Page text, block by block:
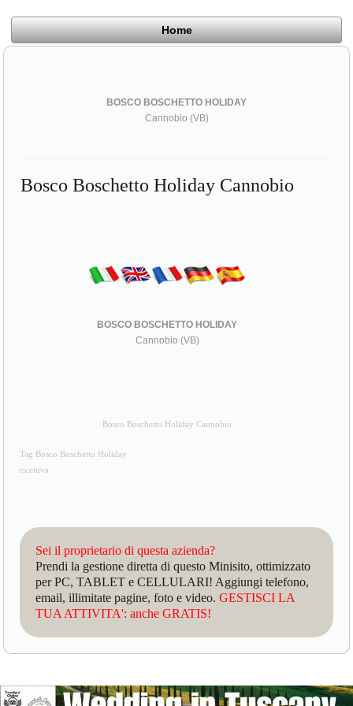
Home
BOSCO BOSCHETTO HOLIDAY
Cannobio (VB)
Bosco Boschetto Holiday Cannobio
BOSCO BOSCHETTO HOLIDAY
Cannobio (VB)
Bosco Boschetto Holiday Cannobio
Tag Bosco Boschetto Holiday
ricettiva
Sei il proprietario di questa azienda?
Prendi la gestione diretta di questo Minisito, ottimizzato
per PC, TABLET e CELLULARI! Aggiungi telefono,
email, illimitate pagine, foto e video.GESTISCI LA
TUA ATTIVITA': anche GRATIS!